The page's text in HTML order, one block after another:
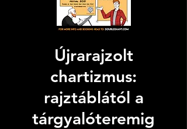
Újrarajzolt
chartizmus:
rajztáblától a
tárgyalóteremig